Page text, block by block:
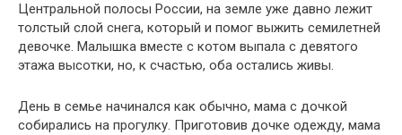
Центральной полосы России, на земле уже давно лежит
толстый слой снега, который и помог выжить семилетней
девочке. Малышка вместе с котом выпала с девятого
этажа высотки, но, к счастью, оба остались живы.
День в семье начинался как обычно, мама с дочкой
собирались на прогулку. Приготовив дочке одежду, мама